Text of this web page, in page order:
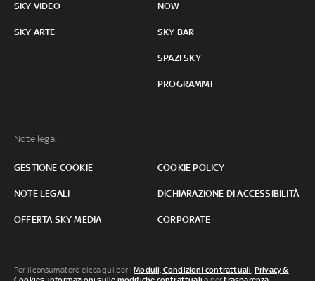
SKY VIDEO
SKY ARTE
NOW
SKY BAR
SPAZI SKY
PROGRAMMI
Note legali:
GESTIONE COOKIE COOKIE POLICY
NOTE LEGALI DICHIARAZIONE DI ACCESSIBILITÀ
OFFERTA SKY MEDIA CORPORATE
Per il consumatore clicca qui per iModuli, Condizioni contrattuali, Privacy &